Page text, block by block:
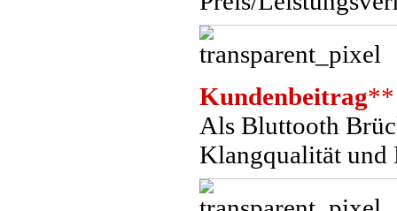
Kundenbeitrag**
Als Bluttooth
Klangqualität und